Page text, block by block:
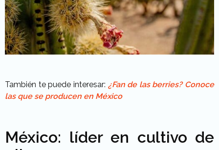
También te puede interesar: ¿Fan de las berries? Conoce
las que se producen en México
México: líder en cultivo de